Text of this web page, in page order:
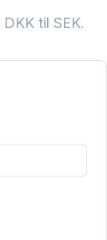
DKKtil SEK.